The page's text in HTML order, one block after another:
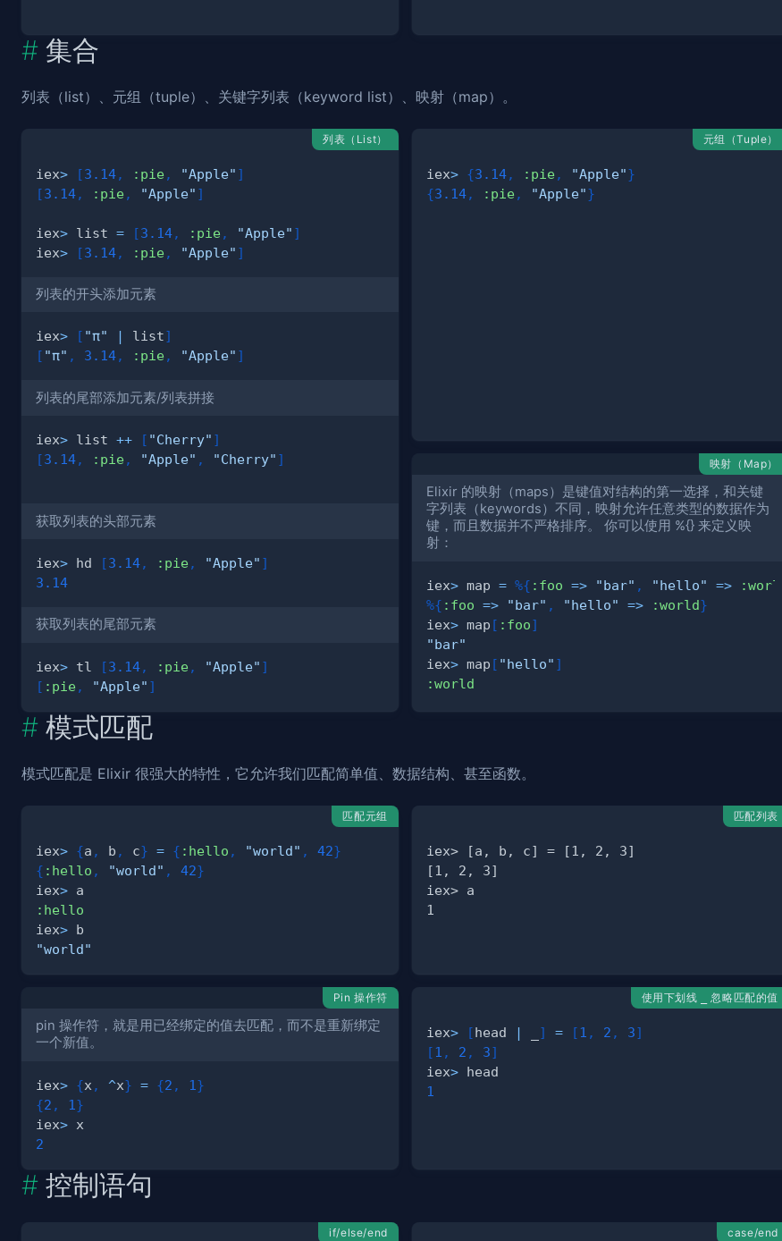
集合
列表（list）、元组（tuple）、关键字列表（keyword list）、映射（map）。
列表（List）
iex> [3.14, :pie, "Apple" ]
[3.14, :pie, "Apple" ]
iex> list = [3.14, :pie, "Apple" ]
iex> [3.14, :pie, "Apple" ]
列表的开头添加元素
iex> [ "π" | list]
[ "π" , 3.14, :pie, "Apple" ]
列表的尾部添加元素/列表拼接
iex> list ++ [ "Cherry" ]
[3.14, :pie, "Apple" , "Cherry" ]
获取列表的头部元素
iex> hd [3.14, :pie, "Apple" ]
3.14
获取列表的尾部元素
iex> tl [3.14, :pie, "Apple" ]
[ :pie, "Apple" ]
元组（Tuple）
iex> {3.14, :pie, "Apple"}
{3.14, :pie, "Apple"}
映射（Map）
Elixir 的映射（maps）是键值对结构的第一选择，和关键
字列表（keywords）不同，映射允许任意类型的数据作为
键，而且数据并不严格排序。 你可以使用 %{} 来定义映
射：
iex> map = %{ :foo => "bar" , "hello" => :world
%{ :foo => "bar" , "hello" => :world}
iex> map [ :foo]
"bar"
iex> map [ "hello" ]
:world
模式匹配
模式匹配是 Elixir 很强大的特性，它允许我们匹配简单值、数据结构、甚至函数。
匹配元组
iex> {a , b , c} = { :hello , "world" , 42}
{ :hello , "world" , 42}
iex>
:hello
iex>
"world"
匹配列表
Pin 操作符
pin 操作符，就是用已经绑定的值去匹配，而不是重新绑定
一个新值。
iex> {x , ^x} = {2 , 1 }
{2 , 1 }
iex>
2
使用下划线 忽略匹配的值
iex> [head | ] = [1 , 2 , 3]
[1 , 2 , 3]
iex>
1
控制语句
if/else/end case/end